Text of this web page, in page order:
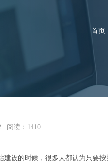
首页
阅读：1410
的时候，很多人都认为只要按